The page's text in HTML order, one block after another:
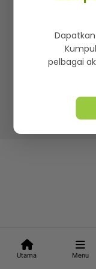
Utama Menu
Hakcipta
pelbagai